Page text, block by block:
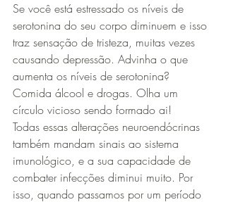
Se você está estressado os níveis de
serotonina do seu corpo diminuem e isso
traz sensação de tristeza, muitas vezes
causando depressão. Advinha o que
aumenta os níveis de serotonina?
Comida álcool e drogas. Olha um
círculo vicioso sendo formado ai!
Todas essas alterações neuroendócrinas
também mandam sinais ao sistema
imunológico, e a sua capacidade de
combater infecções diminui muito. Por
isso, quando passamos por um período